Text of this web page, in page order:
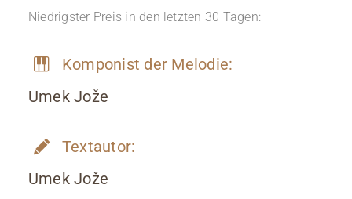
Niedrigster Preis in den letzten 30 Tagen:
Komponist der Melodie:
Umek Jože
Textautor:
Umek Jože